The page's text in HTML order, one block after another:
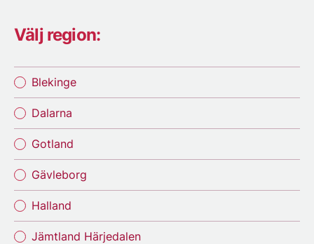
Välj region:
Blekinge
Dalarna
Gotland
Gävleborg
Halland
Jämtland Härjedalen